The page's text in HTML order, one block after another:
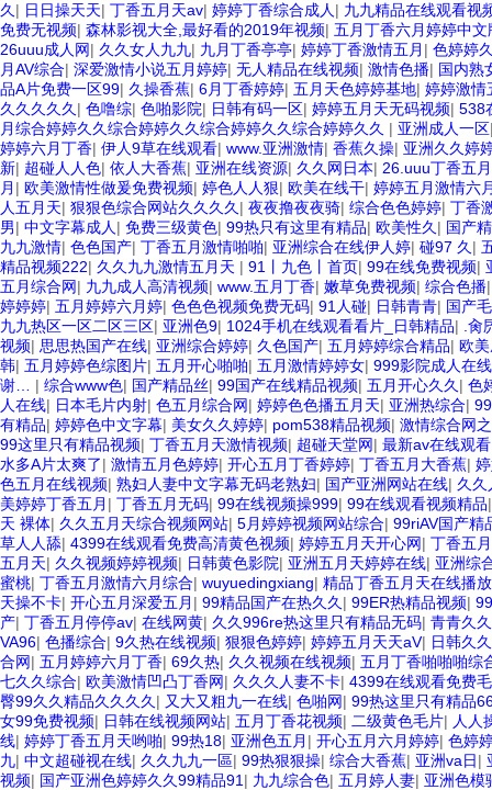
久 | 日日操天天| 丁香五月天av| 婷婷丁香综合成人 | 九九精品在线观看视
免费无视频| 森林影视大全,最好看的2019年视频| 五月丁香六月婷婷中文
26uuu成人网| 久久女人九九| 九月丁香亭亭| 婷婷丁香激情五月 | 色婷婷
月AV综合| 深爱激情小说五月婷婷| 无人精品在线视频| 激情色播| 国内熟
品A片免费一区99| 久操香蕉| 6月丁香婷婷| 五月天色婷婷基地| 婷婷激情
久久久久久 | 色噜综| 色啪影院| 日韩有码一区| 婷婷五月天无码视频| 538
月综合婷婷久久综合婷婷久久综合婷婷久久综合婷婷久久 | 亚洲成人一区
婷婷六月丁香| 伊人9草在线观看| www.亚洲激情| 香蕉久操| 亚洲久久婷
新| 超碰人人色| 依人大香蕉| 亚洲在线资源| 久久网日本| 26.uuu丁香五
月 | 欧美激情性做爰免费视频| 婷色人人狠| 欧美在线干| 婷婷五月激情六
人五月天| 狠狠色综合网站久久久久 | 夜夜撸夜夜骑| 综合色色婷婷| 丁香
男| 中文字幕成人 | 免费三级黄色| 99热只有这里有精品| 欧美性久 | 国产
九九激情| 色色国产| 丁香五月激情啪啪| 亚洲综合在线伊人婷| 碰97 久 |
精品视频222| 久久九九激情五月天 | 91丨九色丨首页| 99在线免费视频|
五月综合网| 九九成人高清视频| www.五月丁香| 嫩草免费视频| 综合色播
婷婷婷| 五月婷婷六月婷| 色色色视频免费无码| 91人碰| 日韩青青| 国产
九九热区一区二区三区| 亚洲色9| 1024手机在线观看看片_日韩精品| .肏
视频| 思思热国产在线| 亚洲综合婷婷| 久色国产| 五月婷婷综合精品| 欧
韩| 五月婷婷色综图片| 五月开心啪啪| 五月激情婷婷女| 999影院成人在
谢… | 综合www色| 国产精品丝| 99国产在线精品视频| 五月开心久久 | 色
人在线| 日本毛片内射| 色五月综合网| 婷婷色色播五月天| 亚洲热综合|
有精品| 婷婷色中文字幕| 美女久久婷婷| pom538精品视频| 激情综合网
99这里只有精品视频| 丁香五月天激情视频| 超碰天堂网| 最新av在线观看
水多A片太爽了| 激情五月色婷婷| 开心五月丁香婷婷| 丁香五月大香蕉|
色五月在线视频| 熟妇人妻中文字幕无码老熟妇| 国产亚洲网站在线| 久久
美婷婷丁香五月 | 丁香五月无码| 99在线视频操999| 99在线观看视频精品
天 裸体| 久久五月天综合视频网站| 5月婷婷视频网站综合| 99riAV国产精
草人人舔| 4399在线观看免费高清黄色视频| 婷婷五月天开心网| 丁香五
五月天| 久久视频婷婷视频| 日韩黄色影院| 亚洲五月天婷婷在线| 亚洲综
蜜桃| 丁香五月激情六月综合| wuyuedingxiang| 精品丁香五月天在线播放
天操不卡| 开心五月深爱五月 | 99精品国产在热久久 | 99ER热精品视频|
产| 丁香五月停停av| 在线网黄| 久久996re热这里只有精品无码| 青青久
VA96| 色播综合| 9久热在线视频| 狠狠色婷婷| 婷婷五月天天aV| 日韩久
合网| 五月婷婷六月丁香| 69久热| 久久视频在线视频| 五月丁香啪啪啪综
七久久综合| 欧美激情凹凸丁香网| 久久久人妻不卡| 4399在线观看免费
臀99久久精品久久久久 | 又大又粗九一在线| 色啪网| 99热这里只有精品
女99免费视频| 日韩在线视频网站| 五月丁香花视频| 二级黄色毛片| 人人
线| 婷婷丁香五月天哟啪| 99热18| 亚洲色五月 | 开心五月六月婷婷| 色婷
九| 中文超碰视在线| 久久九九一區| 99热狠狠操| 综合大香蕉| 亚洲va日|
视频| 国产亚洲色婷婷久久99精品91 | 九九综合色| 五月婷人妻| 亚洲色模